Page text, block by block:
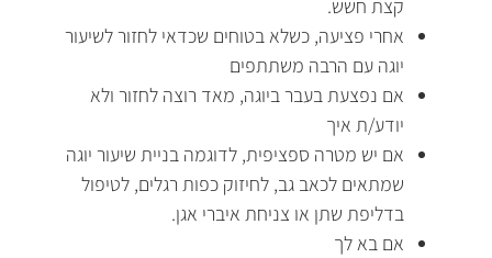
קצת חשש.
אחרי פציעה, כשלא בטוחים שכדאי לחזור לשיעור
יוגה עם הרבה משתתפים
אם נפצעת בעבר ביוגה, מאד רוצה לחזור ולא
יודע/ת איך
אם יש מטרה ספציפית, לדוגמה בניית שיעור יוגה
שמתאים לכאב גב, לחיזוק כפות רגלים, לטיפול
בדליפת שתן או צניחת איברי אגן.
אם בא לך